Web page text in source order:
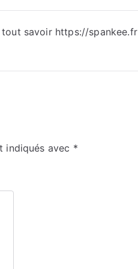
tout savoir https://spankee.fr
indiqués avec *